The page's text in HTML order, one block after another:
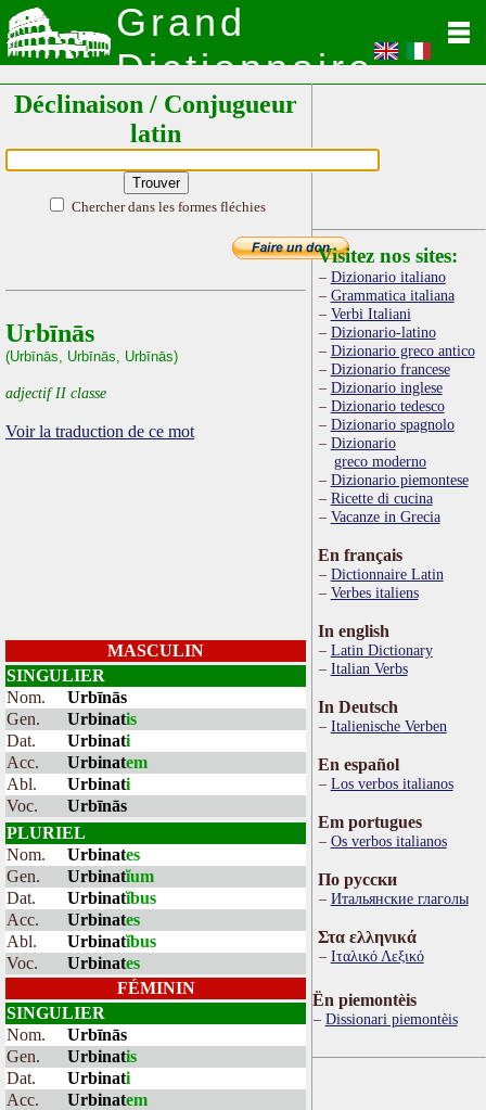
Grand
Dictionnaire
Latin
Déclinaison / Conjugueur
latin
Chercher dans les formes fléchies
Urbīnās
(Urbīnās, Urbīnās, Urbīnās)
adjectif II classe
Voir la traduction de ce mot
MASCULIN
SINGULIER
Nom.
Urbīnās
Gen.
Urbinatis
Dat.
Urbinati
Acc.
Urbinatem
Abl.
Urbinati
Voc.
Urbīnās
PLURIEL
Nom.
Urbinates
Gen.
Urbinatĭum
Dat.
Urbinatĭbus
Acc.
Urbinates
Abl.
Urbinatĭbus
Voc.
Urbinates
FÉMININ
SINGULIER
Nom.
Urbīnās
Gen.
Urbinatis
Dat.
Urbinati
Acc.
Urbinatem
Visitez nos sites:
Dizionario italiano
Grammatica italiana
Verbi Italiani
Dizionario-latino
Dizionario greco antico
Dizionario francese
Dizionario inglese
Dizionario tedesco
Dizionario spagnolo
Dizionario
greco moderno
Dizionario piemontese
Ricette di cucina
Vacanze in Grecia
En français
Dictionnaire Latin
Verbes italiens
In english
Latin Dictionary
Italian Verbs
In Deutsch
Italienische Verben
En español
Los verbos italianos
Em portugues
Os verbos italianos
По русски
Итальянские глаголы
Στα ελληνικά
Ιταλικό Λεξικό
Ën piemontèis
Dissionari piemontèis